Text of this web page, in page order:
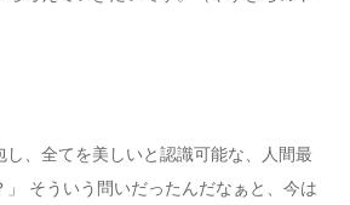
し、全てを美しいと認識可能な、人間最
そういう問いだったんだなぁと、今は